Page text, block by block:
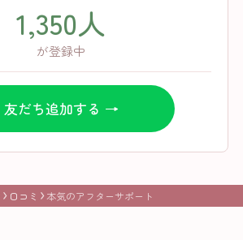
1,350人
が登録中
友だち追加する →
口コミ 本気のアフターサポート